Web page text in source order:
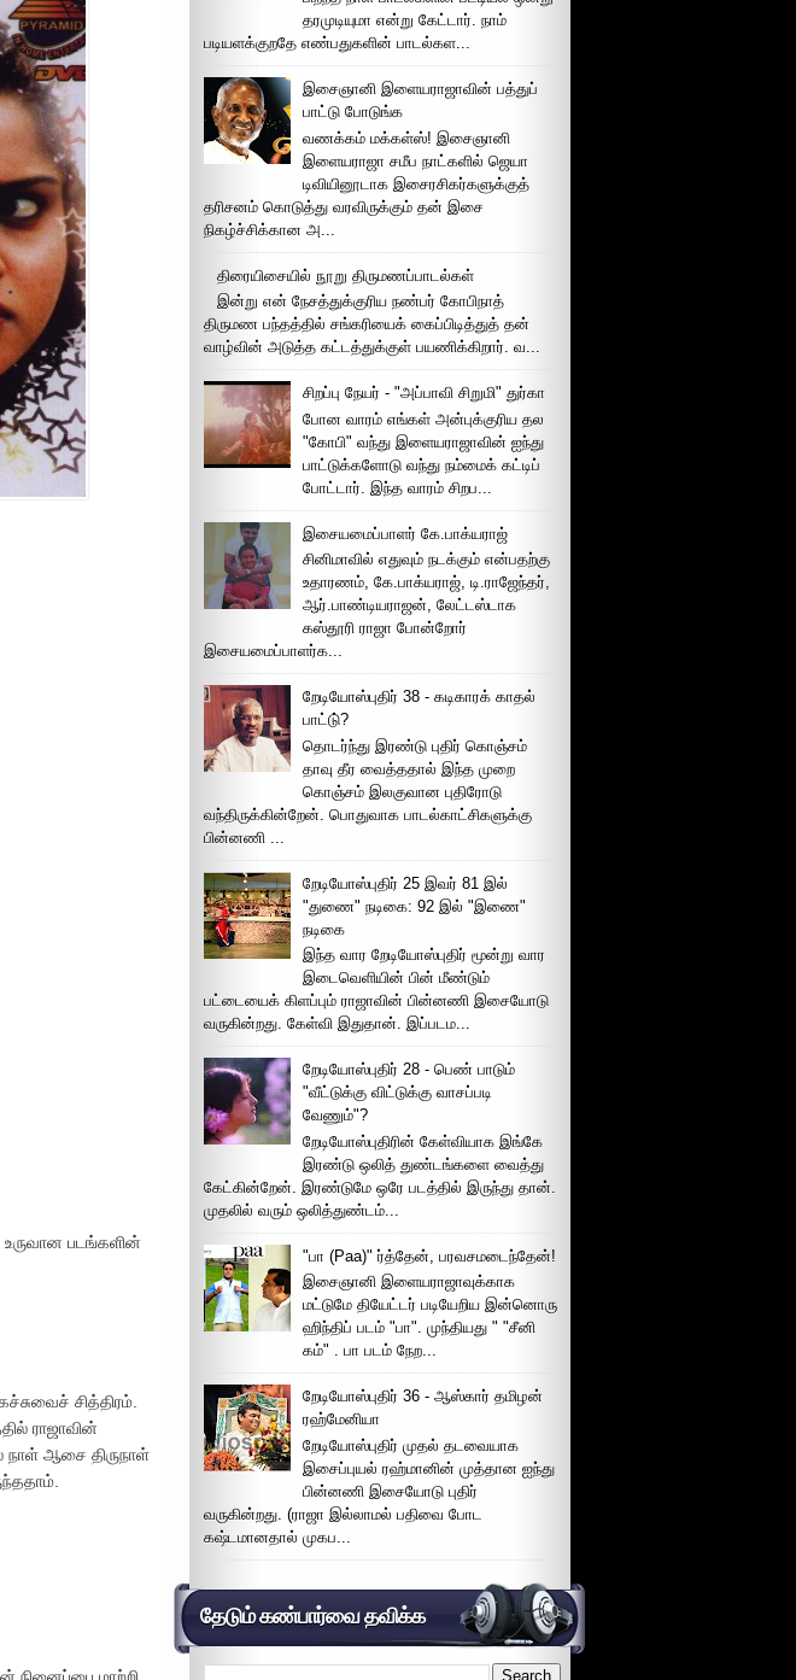
படங்களின்
சித்திரம்.
ராஜாவின்
நாள் ஆசை திருநாள்
தரமுடியுமா என்று கேட்டார். நாம்
படியளக்குறதே எண்பதுகளின் பாடல்கள...
இசைஞானி இளையராஜாவின் பத்துப்
பாட்டு போடுங்க
வணக்கம் மக்கள்ஸ்! இசைஞானி
இளையராஜா சமீப நாட்களில் ஜெயா
டிவியினூடாக இசைரசிகர்களுக்குத்
தரிசனம் கொடுத்து வரவிருக்கும் தன் இசை
நிகழ்ச்சிக்கான அ...
திரையிசையில் நூறு திருமணப்பாடல்கள்
இன்று என் நேசத்துக்குரிய நண்பர் கோபிநாத்
திருமண பந்தத்தில் சங்கரியைக் கைப்பிடித்துத் தன்
வாழ்வின் அடுத்த கட்டத்துக்குள் பயணிக்கிறார். வ...
சிறப்பு நேயர் - "அப்பாவி சிறுமி" துர்கா
போன வாரம் எங்கள் அன்புக்குரிய தல
"கோபி" வந்து இளையராஜாவின் ஐந்து
பாட்டுக்களோடு வந்து நம்மைக் கட்டிப்
போட்டார். இந்த வாரம் சிறப...
இசையமைப்பாளர் கே.பாக்யராஜ்
சினிமாவில் எதுவும் நடக்கும் என்பதற்கு
உதாரணம், கே.பாக்யராஜ், டி.ராஜேந்தர்,
ஆர்.பாண்டியராஜன், லேட்டஸ்டாக
கஸ்தூரி ராஜா போன்றோர்
இசையமைப்பாளர்க...
றேடியோஸ்புதிர் 38 - கடிகாரக் காதல்
பாட்டு்?
தொடர்ந்து இரண்டு புதிர் கொஞ்சம்
தாவு தீர வைத்ததால் இந்த முறை
கொஞ்சம் இலகுவான புதிரோடு
வந்திருக்கின்றேன். பொதுவாக பாடல்காட்சிகளுக்கு
பின்னணி ...
றேடியோஸ்புதிர் 25 இவர் 81 இல்
"துணை" நடிகை: 92 இல் "இணை"
நடிகை
இந்த வார றேடியோஸ்புதிர் மூன்று வார
இடைவெளியின் பின் மீண்டும்
பட்டையைக் கிளப்பும் ராஜாவின் பின்னணி இசையோடு
வருகின்றது. கேள்வி இதுதான். இப்படம...
றேடியோஸ்புதிர் 28 - பெண் பாடும்
"வீட்டுக்கு விட்டுக்கு வாசப்படி
வேணும்"?
றேடியோஸ்புதிரின் கேள்வியாக இங்கே
இரண்டு ஒலித் துண்டங்களை வைத்து
கேட்கின்றேன். இரண்டுமே ஒரே படத்தில் இருந்து தான்.
முதலில் வரும் ஒலித்துண்டம்...
"பா (Paa)" ர்த்தேன், பரவசமடைந்தேன்!
இசைஞானி இளையராஜாவுக்காக
மட்டுமே தியேட்டர் படியேறிய இன்னொரு
ஹிந்திப் படம் "பா". முந்தியது " "சீனி
கம்" . பா படம் நேற...
றேடியோஸ்புதிர் 36 - ஆஸ்கார் தமிழன்
ரஹ்மேனியா
றேடியோஸ்புதிர் முதல் தடவையாக
இசைப்புயல் ரஹ்மானின் முத்தான ஐந்து
பின்னணி இசையோடு புதிர்
வருகின்றது. (ராஜா இல்லாமல் பதிவை போட
கஷ்டமானதால் முகப...
தேடும் கண்பார்வை தவிக்க